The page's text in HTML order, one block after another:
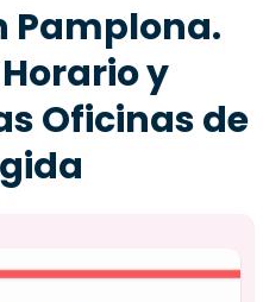
Pamplona.
y
Oficinas de